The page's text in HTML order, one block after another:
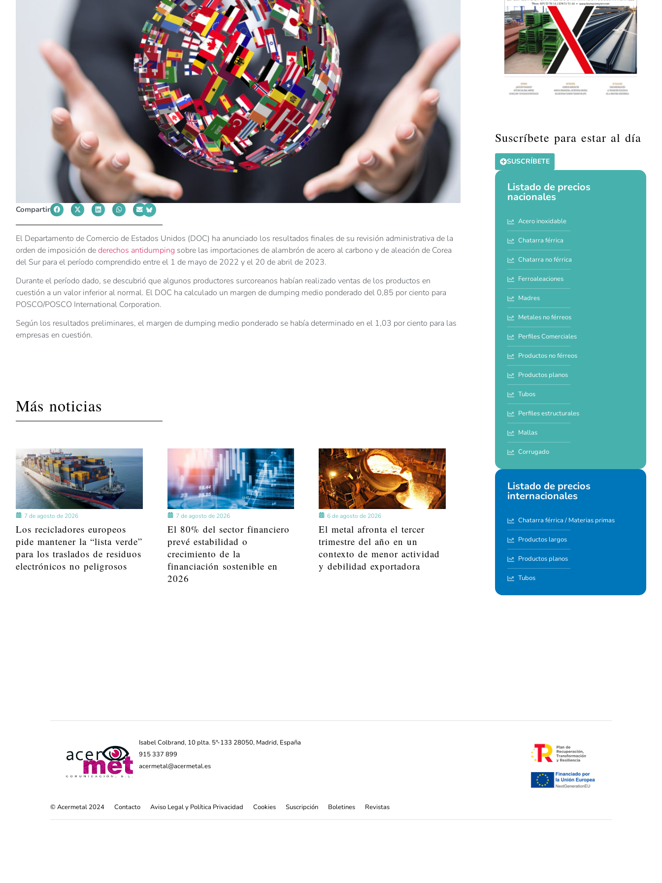
Compartir
El Departamento de Comercio de Estados Unidos (DOC) ha anunciado los resultados finales de su revisión administrativa de la
orden de imposición dederechos antidumping sobre las importaciones de alambrón de acero al carbono y de aleación de Corea
del Sur para el período comprendido entre el 1 de mayo de 2022 y el 20 de abril de 2023.
Durante el período dado, se descubrió que algunos productores surcoreanos habían realizado ventas de los productos en
cuestión a un valor inferior al normal. El DOC ha calculado un margen de dumping medio ponderado del 0,85 por ciento para
POSCO/POSCO International Corporation.
Según los resultados preliminares, el margen de dumping medio ponderado se había determinado en el 1,03 por ciento para las
empresas en cuestión.
Más noticias
7 de agosto de 2026
Los recicladores europeos
pide mantener la “lista verde”
para los traslados de residuos
electrónicos no peligrosos
7 de agosto de 2026
El 80% del sector financiero
prevé estabilidad o
crecimiento de la
financiación sostenible en
2026
6 de agosto de 2026
El metal afronta el tercer
trimestre del año en un
contexto de menor actividad
y debilidad exportadora
Suscríbete para estar al día
SUSCRÍBETE
Listado de precios
nacionales
Acero inoxidable
Chatarra férrica
Chatarra no férrica
Ferroaleaciones
Madres
Metales no férreos
Perfiles Comerciales
Productos no férreos
Productos planos
Tubos
Perfiles estructurales
Mallas
Corrugado
Listado de precios
internacionales
Chatarra férrica / Materias primas
Productos largos
Productos planos
Tubos
Isabel Colbrand, 10 plta. 5ª-133 28050, Madrid, España
915 337 899
acermetal@acermetal.es
© Acermetal 2024 Contacto Aviso Legal y Política Privacidad Cookies Suscripción Boletines Revistas